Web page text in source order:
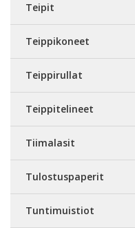
Teipit
Teippikoneet
Teippirullat
Teippitelineet
Tiimalasit
Tulostuspaperit
Tuntimuistiot